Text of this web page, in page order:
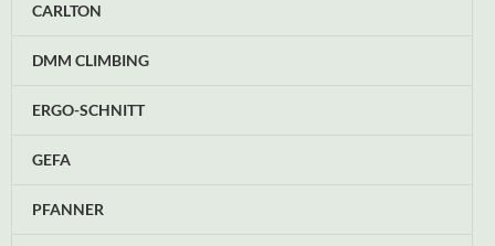
CARLTON
DMM CLIMBING
ERGO-SCHNITT
GEFA
PFANNER